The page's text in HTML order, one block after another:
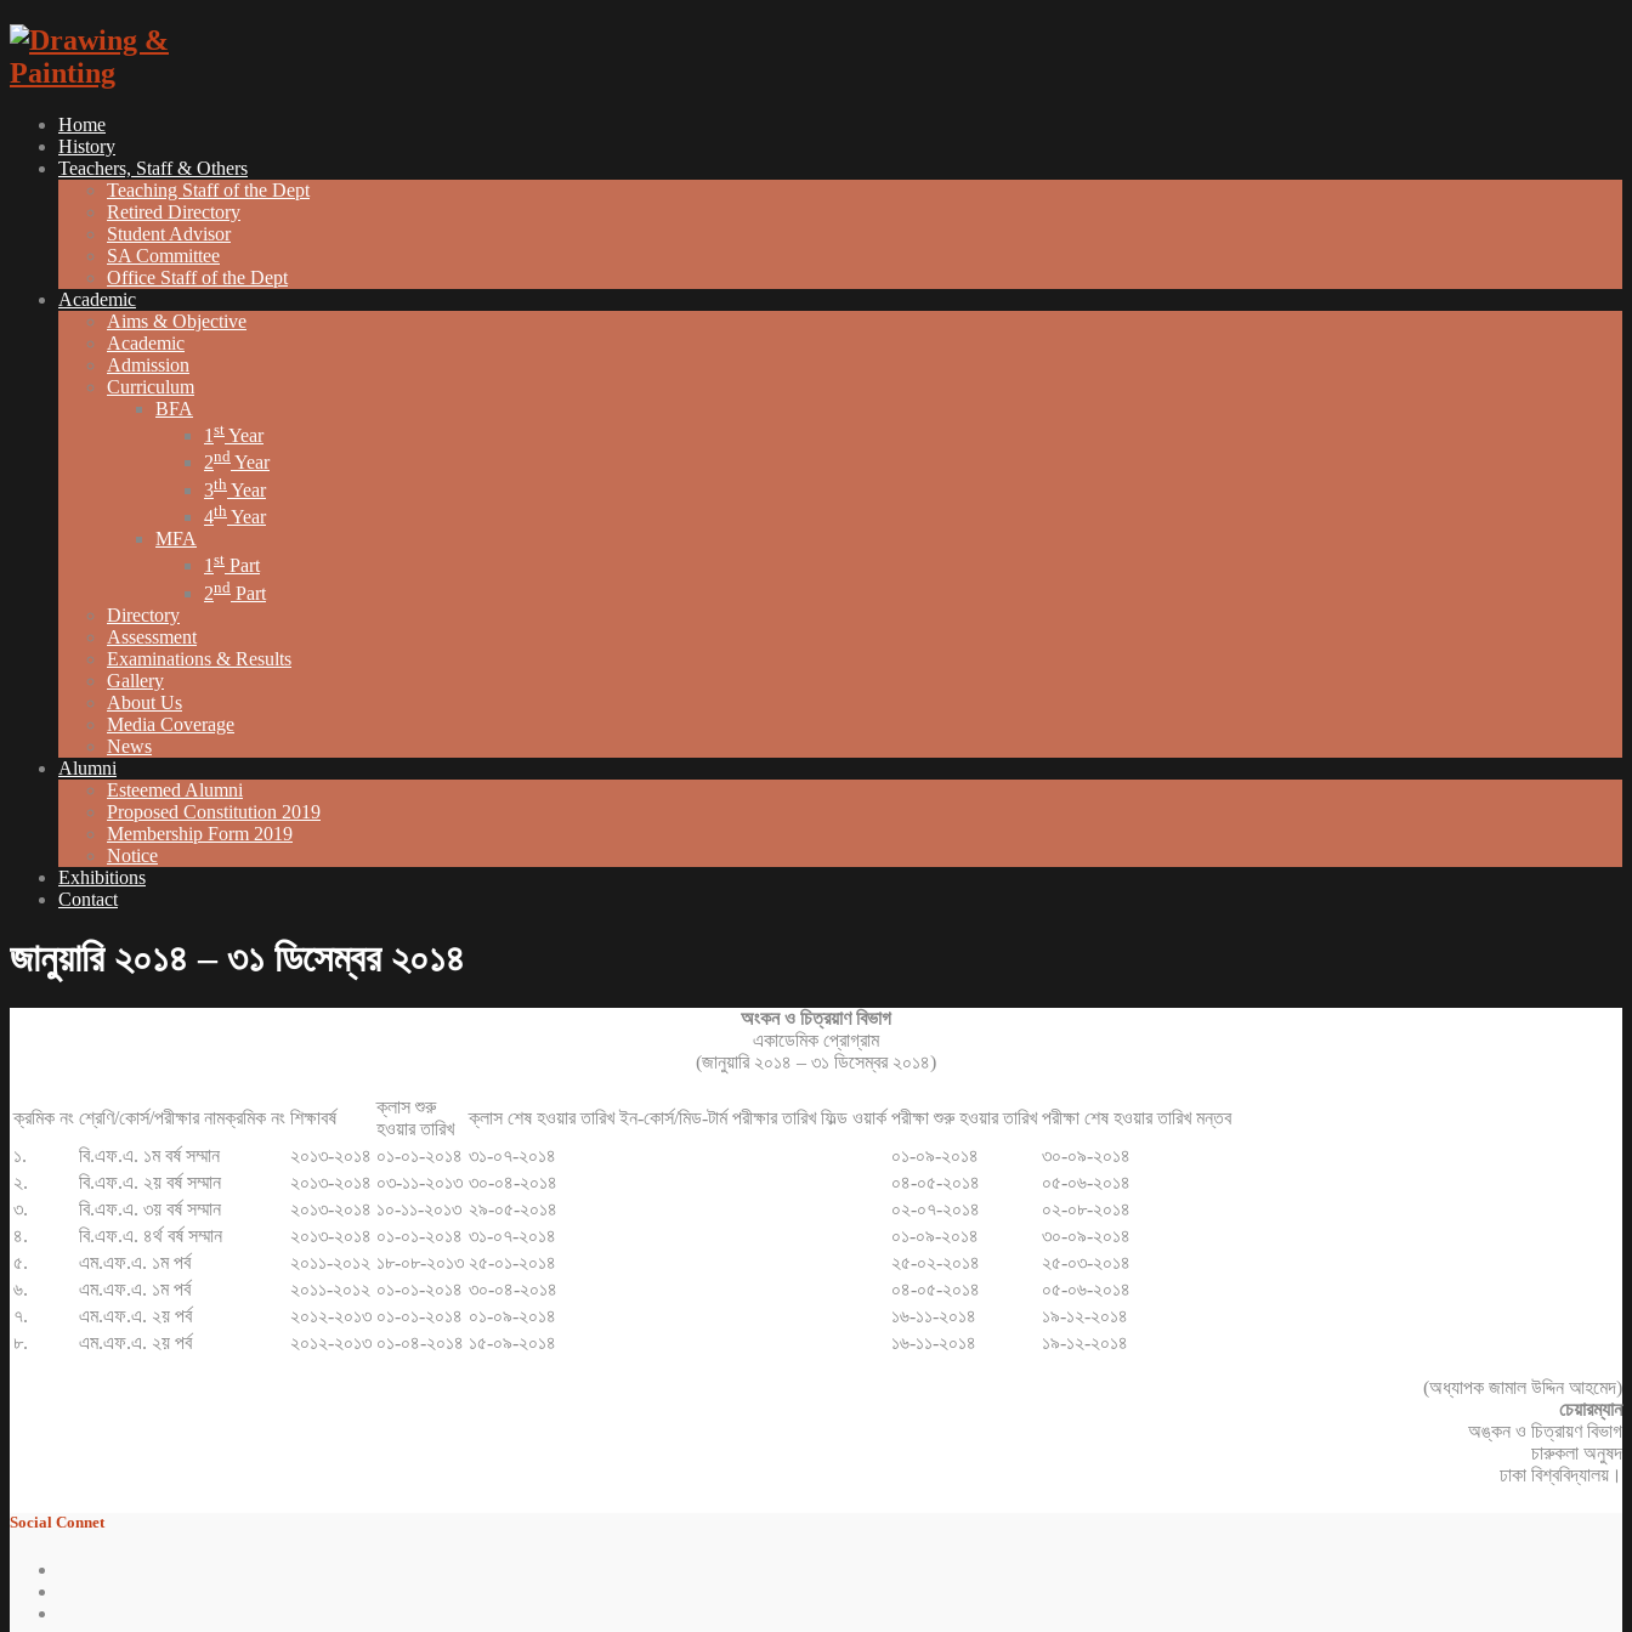
Home
History
Teachers, Staff & Others
Teaching Staff of the Dept
Retired Directory
Student Advisor
SA Committee
Office Staff of the Dept
Academic
Aims & Objective
Academic
Admission
Curriculum
BFA
1 st Year
2nd Year
3th Year
4th Year
MFA
1st Part
2nd Part
Directory
Assessment
Examinations & Results
Gallery
About Us
Media Coverage
News
Alumni
Esteemed Alumni
Proposed Constitution 2019
Membership Form 2019
Notice
Exhibitions
Contact
জানুয়ারি ২০১৪ – ৩১ ডিসেম্বর ২০১৪
অংকন ও চিত্রয়াণ বিভাগ
একাডেমিক প্রোগ্রাম
(জানুয়ারি ২০১৪ – ৩১ ডিসেম্বর ২০১৪)
ক্রমিক নং শ্রেণি/কোর্স/পরীক্ষার নামক্রমিক নং শিক্ষাবর্ষ
ক্লাস শুরু
হওয়ার তারিখ
ক্লাস শেষ হওয়ার তারিখ ইন-কোর্স/মিড-টার্ম পরীক্ষার তারিখ ফিল্ড ওয়ার্ক পরীক্ষা শুরু হওয়ার তারিখ পরীক্ষা শেষ হওয়ার তারিখ মন্তব
১.
বি.এফ.এ. ১ম বর্ষ সম্মান ২০১৩-২০১৪ ০১-০১-২০১৪ ৩১-০৭-২০১৪ ০১-০৯-২০১৪
৩০-০৯-২০১৪
২.
বি.এফ.এ. ২য় বর্ষ সম্মান ২০১৩-২০১৪ ০৩-১১-২০১৩ ৩০-০৪-২০১৪ ০৪-০৫-২০১৪
০৫-০৬-২০১৪
৩.
বি.এফ.এ. ৩য় বর্ষ সম্মান ২০১৩-২০১৪ ১০-১১-২০১৩ ২৯-০৫-২০১৪ ০২-০৭-২০১৪
০২-০৮-২০১৪
৪.
বি.এফ.এ. ৪র্থ বর্ষ সম্মান ২০১৩-২০১৪ ০১-০১-২০১৪ ৩১-০৭-২০১৪ ০১-০৯-২০১৪
৩০-০৯-২০১৪
৫.
এম.এফ.এ. ১ম পর্ব ২০১১-২০১২ ১৮-০৮-২০১৩ ২৫-০১-২০১৪ ২৫-০২-২০১৪
২৫-০৩-২০১৪
৬.
এম.এফ.এ. ১ম পর্ব ২০১১-২০১২ ০১-০১-২০১৪ ৩০-০৪-২০১৪ ০৪-০৫-২০১৪
০৫-০৬-২০১৪
৭.
এম.এফ.এ. ২য় পর্ব ২০১২-২০১৩ ০১-০১-২০১৪ ০১-০৯-২০১৪ ১৬-১১-২০১৪
১৯-১২-২০১৪
৮.
এম.এফ.এ. ২য় পর্ব ২০১২-২০১৩ ০১-০৪-২০১৪ ১৫-০৯-২০১৪ ১৬-১১-২০১৪ ১৯-১২-২০১৪
(অধ্যাপক জামাল উদ্দিন আহমেদ)
চেয়ারম্যান
অঙ্কন ও চিত্রায়ণ বিভাগ
চারুকলা অনুষদ
ঢাকা বিশ্ববিদ্যালয়।
Social Connet